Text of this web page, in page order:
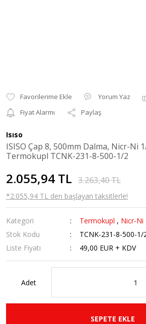
Yorum Yaz
Fiyat Alarmı
Paylaş
Isıso
ISISO Çap 8, 500mm Dalma, Nicr-Ni
Termokupl TCNK-231-8-500-1/2
2.055,94 TL 3.263,40 TL
*2.055,94 TL den başlayan taksitlerle!
Kategori Termokupl , Nicr-Ni
Stok Kodu
TCNK-231-8-500-1/
Liste Fiyatı
49,00 EUR + KDV
Adet
SEPETE EKLE